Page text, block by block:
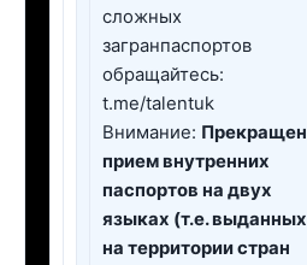
сложных
загранпаспортов
обращайтесь:
t.me/talentuk
Внимание: Прекращен
прием внутренних
паспортов на двух
языках (т.е. выданных
на территории стран